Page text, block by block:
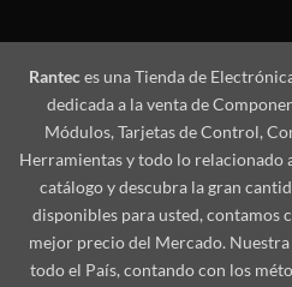
Ranteces una Tienda de
dedicada a la venta de
Módulos, Tarjetas de Control,
Herramientas y todo lo relacionado
catálogo y descubra la gran
disponibles para usted, contamos
mejor precio del Mercado.
todo el País, contando con los